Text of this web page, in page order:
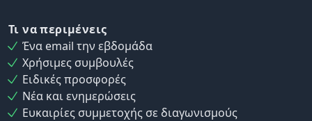
Τι να περιμένεις
Ένα email την εβδομάδα
Χρήσιμες συμβουλές
Ειδικές προσφορές
Νέα και ενημερώσεις
Ευκαιρίες συμμετοχής σε διαγωνισμούς